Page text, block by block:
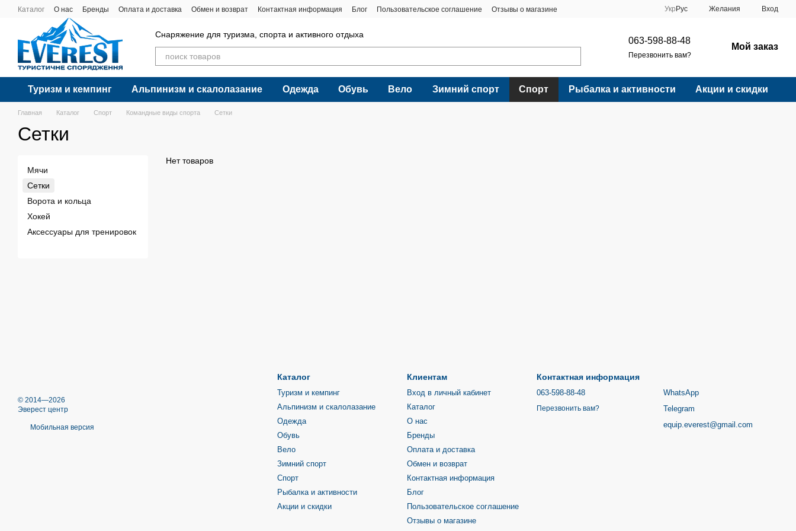
Перейти к основному контенту
Каталог О нас Бренды Оплата и доставка Обмен и возврат Контактная информация Блог Пользовательское соглашение Отзывы о магазине Укр Рус Желания Вход
Снаряжение для туризма, спорта и активного отдыха
063-598-88-48
Перезвонить вам?
Мой заказ
Туризм и кемпинг Альпинизм и скалолазание Одежда Обувь Вело Зимний спорт Спорт Рыбалка и активности Акции и скидки
Главная Каталог Спорт Командные виды спорта Сетки
Сетки
Нет товаров
Мячи
Сетки
Ворота и кольца
Хокей
Аксессуары для тренировок
© 2014—2026
Эверест центр
Мобильная версия
Каталог
Туризм и кемпинг
Альпинизм и скалолазание
Одежда
Обувь
Вело
Зимний спорт
Спорт
Рыбалка и активности
Акции и скидки
Клиентам
Вход в личный кабинет
Каталог
О нас
Бренды
Оплата и доставка
Обмен и возврат
Контактная информация
Блог
Пользовательское соглашение
Отзывы о магазине
Контактная информация
063-598-88-48
Перезвонить вам?
WhatsApp
Telegram
equip.everest@gmail.com